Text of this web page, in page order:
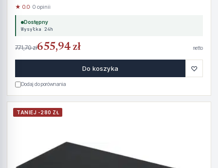
★ 0.0· 0 opinii
Dostępny
Wysyłka 24h
771,70 zł655,94 zł netto
Do koszyka ♡
Dodaj do porównania
TANIEJ -280 ZŁ